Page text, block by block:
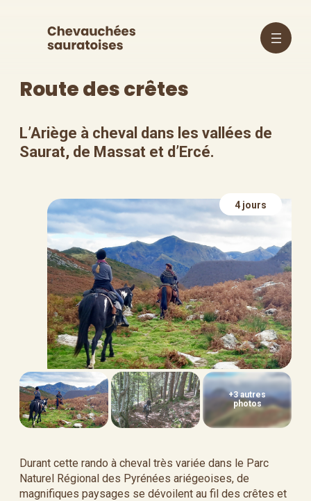
contenuRoute des crêtes
L’Ariège à cheval dans les vallées de
Saurat, de Massat et d’Ercé.
4 jours
+3 autres
photos
Durant cette rando à cheval très variée dans le Parc
Naturel Régional des Pyrénées ariégeoises, de
magnifiques paysages se dévoilent au fil des crêtes et